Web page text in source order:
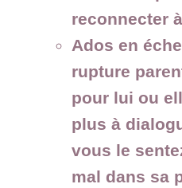
reconnecter
Ados en
rupture
pour lui ou
plus à
vous le
mal dans sa